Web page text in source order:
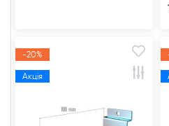
-20%
Акція